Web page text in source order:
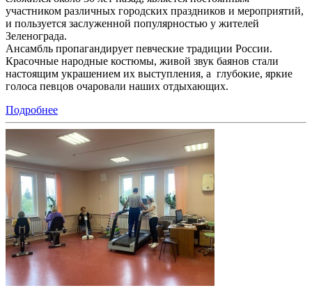
участником различных городских праздников и мероприятий,
и пользуется заслуженной популярностью у жителей
Зеленограда.
Ансамбль пропагандирует певческие традиции России.
Красочные народные костюмы, живой звук баянов стали
настоящим украшением их выступления, а глубокие, яркие
голоса певцов очаровали наших отдыхающих.
Подробнее